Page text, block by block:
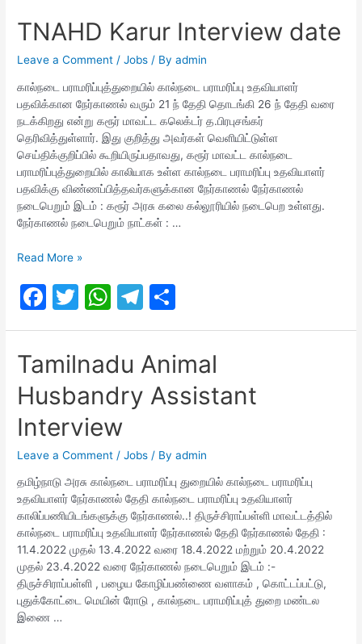
TNAHD Karur Interview date
Leave a Comment /Jobs / Byadmin
கால்நடை பராமரிப்புத்துறையில் கால்நடை பராமரிப்பு உதவியாளர்
பதவிக்கான நேர்காணல் வரும் 21 ந் தேதி தொடங்கி 26 ந் தேதி வரை
நடக்கிறது என்று கரூர் மாவட்ட கலெக்டர் த.பிரபுசங்கர்
தெரிவித்துள்ளார். இது குறித்து அவர்கள் வெளியிட்டுள்ள
செய்திக்குறிப்பில் கூறியிருப்பதாவது, கரூர் மாவட்ட கால்நடை
பராமரிப்புத்துறையில் காலியாக உள்ள கால்நடை பராமரிப்பு உதவியாளர்
பதவிக்கு விண்ணப்பித்தவர்களுக்கான நேர்காணல் நேர்காணல்
நடைபெறும் இடம் : கரூர் அரசு கலை கல்லூரியில் நடைபெற உள்ளது.
நேர்காணல் நடைபெறும் நாட்கள் : …
TNAHD
Interview
date
Read More »
F
a
e
b
o
o
k
T
w
er
W
h
at
s
A
p
p
T
el
e
gr
a
h
ar
e
Tamilnadu Animal
Husbandry Assistant
Interview
Leave a Comment /Jobs / Byadmin
தமிழ்நாடு அரசு கால்நடை பராமரிப்பு துறையில் கால்நடை பராமரிப்பு
உதவியாளர் நேர்காணல் தேதி கால்நடை பராமரிப்பு உதவியாளர்
காலிப்பணியிடங்களுக்கு நேர்காணல்..! திருச்சிராப்பள்ளி மாவட்டத்தில்
கால்நடை பராமரிப்பு உதவியாளர் நேர்காணல் தேதி நேர்காணல் தேதி :
11.4.2022 முதல் 13.4.2022 வரை 18.4.2022 மற்றும் 20.4.2022
முதல் 23.4.2022 வரை நேர்காணல் நடைபெறும் இடம் :-
திருச்சிராப்பள்ளி , பழைய கோழிப்பண்ணை வளாகம் , கொட்டப்பட்டு,
புதுக்கோட்டை மெயின் ரோடு , கால்நடை பராமரிப்புத் துறை மண்டல
இணை …